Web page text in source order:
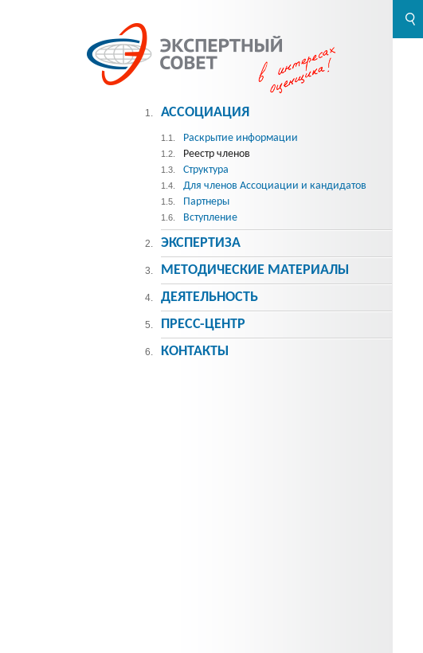
1. АССОЦИАЦИЯ
1.1. Раскрытие информации
1.2. Реестр членов
1.3. Структура
1.4. Для членов Ассоциации и кандидатов
1.5. Партнеры
1.6. Вступление
2. ЭКСПЕРТИЗА
3. МЕТОДИЧЕСКИE МАТЕРИАЛЫ
4. ДЕЯТЕЛЬНОСТЬ
5. ПРЕСС-ЦЕНТР
6. КОНТАКТЫ